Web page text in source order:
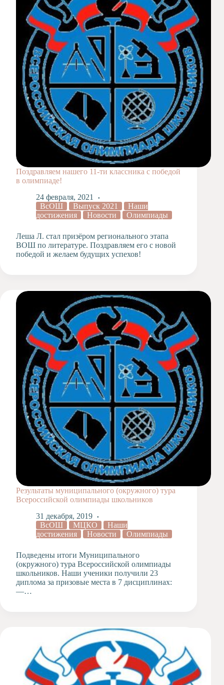
Художественная
студия
Музыкальное
отделение
Психологическая
Служба
Тьюторская
служба
Поздравляем нашего 11-ти классника с победой
в олимпиаде!
24 февраля, 2021
ВсОШ
Выпуск 2021
Наши
достижения
Новости Олимпиады
Леша Л. стал призёром регионального этапа
ВОШ по литературе. Поздравляем его с новой
победой и желаем будущих успехов!
Результаты муниципального (окружного) тура
Всероссийской олимпиады школьников
31 декабря, 2019
ВсОШ
МЦКО
Наши
достижения
Новости Олимпиады
Подведены итоги Муниципального
(окружного) тура Всероссийской олимпиады
школьников. Наши ученики получили 23
диплома за призовые места в 7 дисциплинах:
—…